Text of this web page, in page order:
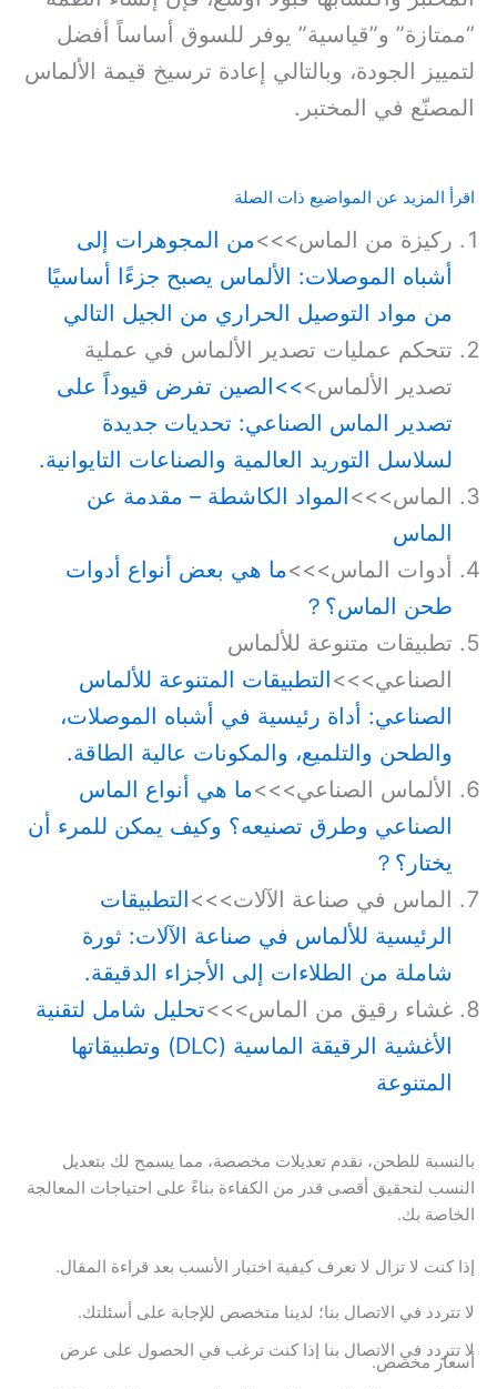
“ممتازة” و”قياسية” يوفر للسوق أساساً أفضل
لتمييز الجودة، وبالتالي إعادة ترسيخ قيمة الألماس
المصنّع في المختبر.
اقرأ المزيد عن المواضيع ذات الصلة
ركيزة من الماس>>>من المجوهرات إلى
أشباه الموصلات: الألماس يصبح جزءًا أساسيًا
من مواد التوصيل الحراري من الجيل التالي
تتحكم عمليات تصدير الألماس في عملية
تصدير الألماس>>>الصين تفرض قيوداً على
تصدير الماس الصناعي: تحديات جديدة
لسلاسل التوريد العالمية والصناعات التايوانية.
الماس>>>المواد الكاشطة – مقدمة عن
الماس
أدوات الماس>>>ما هي بعض أنواع أدوات
طحن الماس؟？
تطبيقات متنوعة للألماس
الصناعي>>>التطبيقات المتنوعة للألماس
الصناعي: أداة رئيسية في أشباه الموصلات،
والطحن والتلميع، والمكونات عالية الطاقة.
الألماس الصناعي>>>ما هي أنواع الماس
الصناعي وطرق تصنيعه؟ وكيف يمكن للمرء أن
يختار؟？
الماس في صناعة الآلات>>>التطبيقات
الرئيسية للألماس في صناعة الآلات: ثورة
شاملة من الطلاءات إلى الأجزاء الدقيقة.
غشاء رقيق من الماس>>>تحليل شامل لتقنية
الأغشية الرقيقة الماسية (DLC) وتطبيقاتها
المتنوعة
بالنسبة للطحن، نقدم تعديلات مخصصة، مما يسمح لك بتعديل
النسب لتحقيق أقصى قدر من الكفاءة بناءً على احتياجات المعالجة
الخاصة بك.
إذا كنت لا تزال لا تعرف كيفية اختيار الأنسب بعد قراءة المقال.
لا تتردد في الاتصال بنا؛ لدينا متخصص للإجابة على أسئلتك.
لا تتردد في الاتصال بنا إذا كنت ترغب في الحصول على عرض
أسعار مخصص.